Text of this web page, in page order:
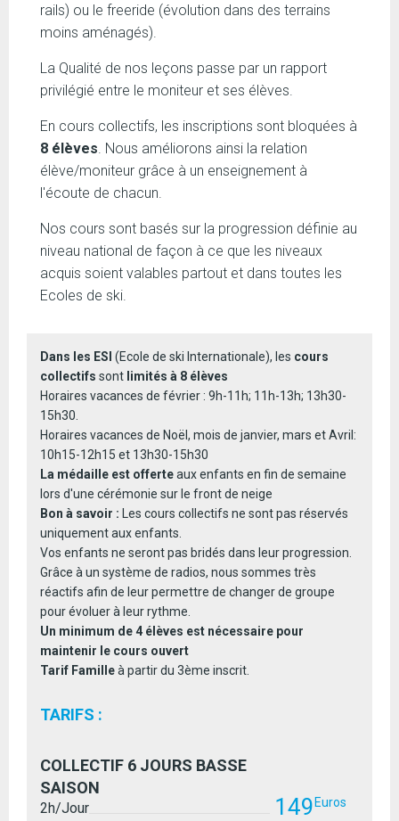
rails) ou le freeride (évolution dans des terrains
moins aménagés).
La Qualité de nos leçons passe par un rapport
privilégié entre le moniteur et ses élèves.
En cours collectifs, les inscriptions sont bloquées à
8 élèves. Nous améliorons ainsi la relation
élève/moniteur grâce à un enseignement à
l'écoute de chacun.
Nos cours sont basés sur la progression définie au
niveau national de façon à ce que les niveaux
acquis soient valables partout et dans toutes les
Ecoles de ski.
Dans les ESI (Ecole de ski Internationale), les cours
collectifs sont limités à 8 élèves
Horaires vacances de février : 9h-11h; 11h-13h; 13h30-
15h30.
Horaires vacances de Noël, mois de janvier, mars et Avril:
10h15-12h15 et 13h30-15h30
La médaille est offerteaux enfants en fin de semaine
lors d'une cérémonie sur le front de neige
Bon à savoir : Les cours collectifs ne sont pas réservés
uniquement aux enfants.
Vos enfants ne seront pas bridés dans leur progression.
Grâce à un système de radios, nous sommes très
réactifs afin de leur permettre de changer de groupe
pour évoluer à leur rythme.
Un minimum de 4 élèves est nécessaire pour
maintenir le cours ouvert
Tarif Familleà partir du 3ème inscrit.
TARIFS :
COLLECTIF 6 JOURS BASSE
SAISON
149 Euros
2h/Jour